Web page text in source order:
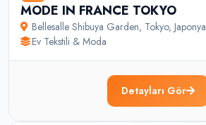
MODE IN FRANCE TOKYO
Bellesalle Shibuya Garden, Tokyo, Japonya
Ev Tekstili & Moda
Detayları Gör